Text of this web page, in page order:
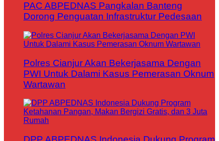
PAC ABPEDNAS Pangkalan Banteng
Dorong Penguatan Infrastruktur Pedesaan
Polres Cianjur Akan Bekerjasama Dengan
PWI Untuk Dalami Kasus Pemerasan Oknum
Wartawan